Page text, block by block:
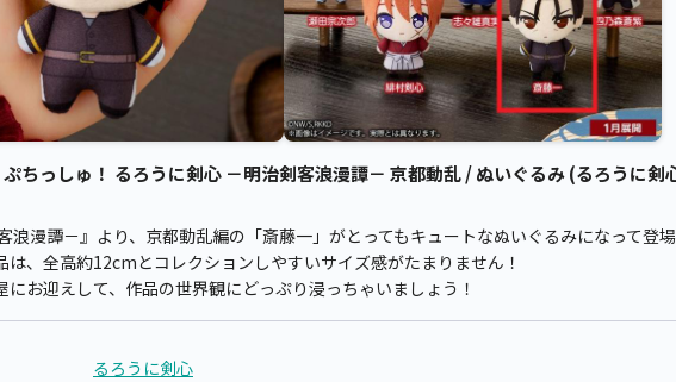
ぷちっしゅ！ るろうに剣心 －明治剣客浪漫譚－ 京都動乱 / ぬいぐるみ (るろうに剣
浪漫譚－』より、京都動乱編の「斎藤一」がとってもキュートなぬいぐるみになって登場
、全高約12cmとコレクションしやすいサイズ感がたまりません！
お迎えして、作品の世界観にどっぷり浸っちゃいましょう！
るろうに剣心